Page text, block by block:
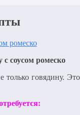
соусом ромеско
только говядину. Это